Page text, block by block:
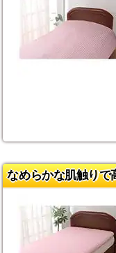
なめらかな肌触りで